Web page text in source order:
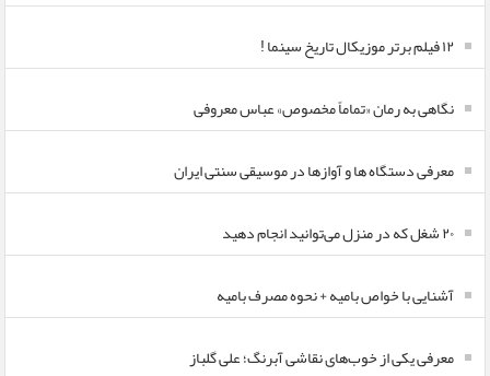
۱۲ فیلم برتر موزیکال تاریخ سینما !
نگاهی به رمان «تماماً مخصوص» عباس معروفی
معرفی دستگاه ها و آوازها در موسیقی سنتی ایران
۲۰ شغل که در منزل می‌توانید انجام دهید
آشنایی با خواص بامیه + نحوه مصرف بامیه
معرفی یکی از خوب‌های نقاشی آبرنگ؛ علی گلباز